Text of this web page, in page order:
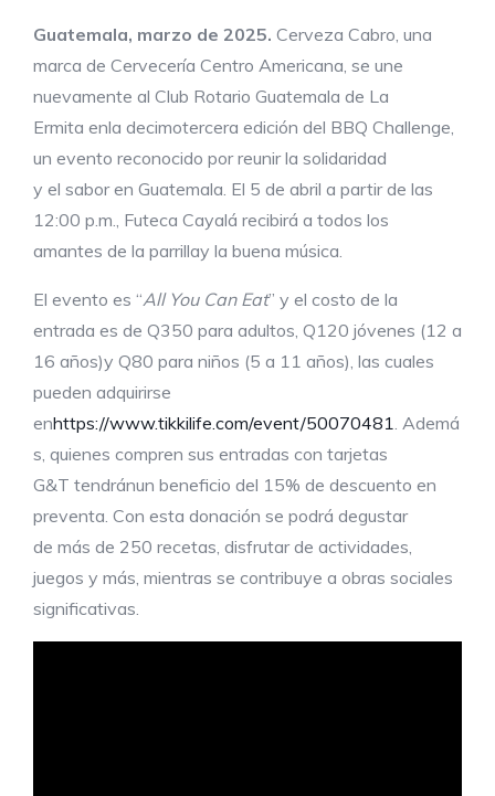
Guatemala, marzo de 2025. Cerveza Cabro, una
marca de Cervecería Centro Americana, se une
nuevamente al Club Rotario Guatemala de La
Ermita enla decimotercera edición del BBQ Challenge,
un evento reconocido por reunir la solidaridad
y el sabor en Guatemala. El 5 de abril a partir de las
12:00 p.m., Futeca Cayalá recibirá a todos los
amantes de la parrillay la buena música.
El evento es “All You Can Eat” y el costo de la
entrada es de Q350 para adultos, Q120 jóvenes (12 a
16 años)y Q80 para niños (5 a 11 años), las cuales
pueden adquirirse
enhttps://www.tikkilife.com/event/50070481 . Ademá
s, quienes compren sus entradas con tarjetas
G&T tendránun beneficio del 15% de descuento en
preventa. Con esta donación se podrá degustar
de más de 250 recetas, disfrutar de actividades,
juegos y más, mientras se contribuye a obras sociales
significativas.